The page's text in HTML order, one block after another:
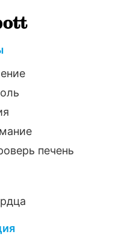
печень